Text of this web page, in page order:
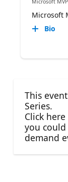
Microsoft
Bio
This
Series.
Click
you
demand